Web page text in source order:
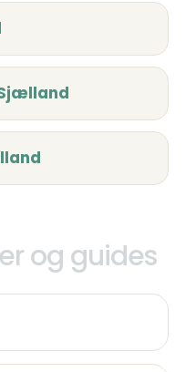
og guides